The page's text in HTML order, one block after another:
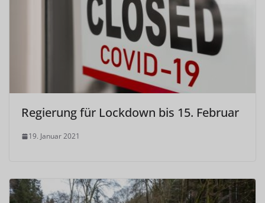
Regierung für Lockdown bis 15. Februar
19. Januar 2021